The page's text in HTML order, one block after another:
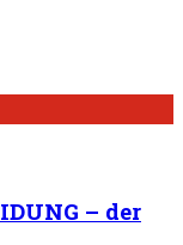
– der